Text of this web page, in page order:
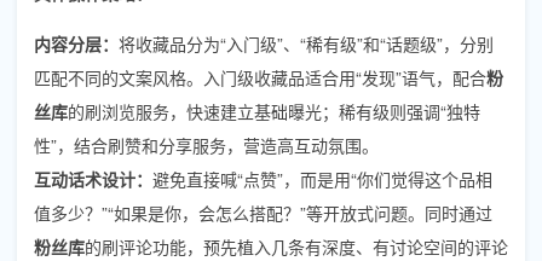
内容分层： 将收藏品分为“入门级”、“稀有级”和“话题级”，分别
匹配不同的文案风格。入门级收藏品适合用“发现”语气，配合粉
丝库的刷浏览服务，快速建立基础曝光；稀有级则强调“独特
性”，结合刷赞和分享服务，营造高互动氛围。
互动话术设计： 避免直接喊“点赞”，而是用“你们觉得这个品相
值多少？”“如果是你，会怎么搭配？”等开放式问题。同时通过
粉丝库的刷评论功能，预先植入几条有深度、有讨论空间的评论